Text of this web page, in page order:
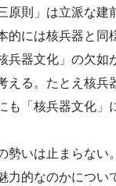
則」は立派な建
的には核兵器と
兵器文化」の欠如
る。たとえ核兵
「核兵器文化」
勢いは止まらない
力的なのかについ